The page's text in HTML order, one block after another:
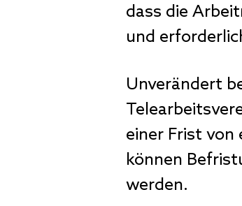
dass die
und
Unverändert
einer Frist von
können
werden.